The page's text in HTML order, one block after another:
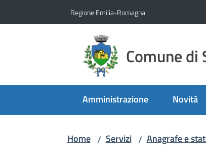
Regione Emilia-Romagna
Comune di
Amministrazione Novità
Home / Servizi / Anagrafe e